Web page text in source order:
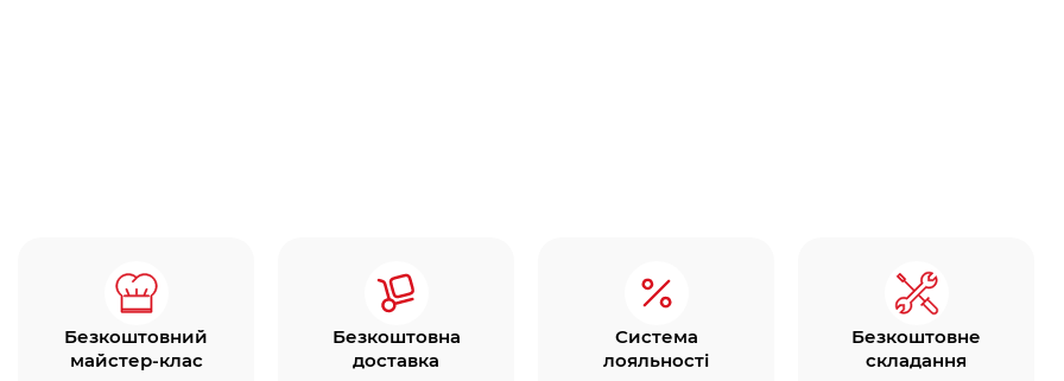
Безкоштовний
майстер-клас
Безкоштовна
доставка
Система
лояльності
Безкоштовне
складання